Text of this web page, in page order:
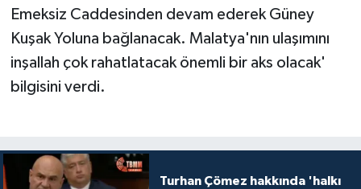
Emeksiz Caddesinden devam ederek Güney
Kuşak Yoluna bağlanacak. Malatya'nın ulaşımını
inşallah çok rahatlatacak önemli bir aks olacak'
bilgisini verdi.
Turhan Çömez hakkında 'halkı